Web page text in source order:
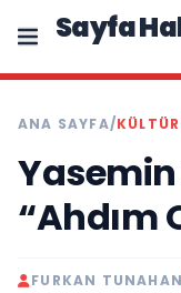
Sayfa
ANA SAYFA/
Yasemin
“Ahdım
FURKAN